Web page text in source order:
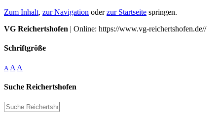
Zum Inhalt, zur Navigation oderzur Startseite springen.
VG Reichertshofen | Online: https://www.vg-reichertshofen.de//
Schriftgröße
A A A
Suche Reichertshofen